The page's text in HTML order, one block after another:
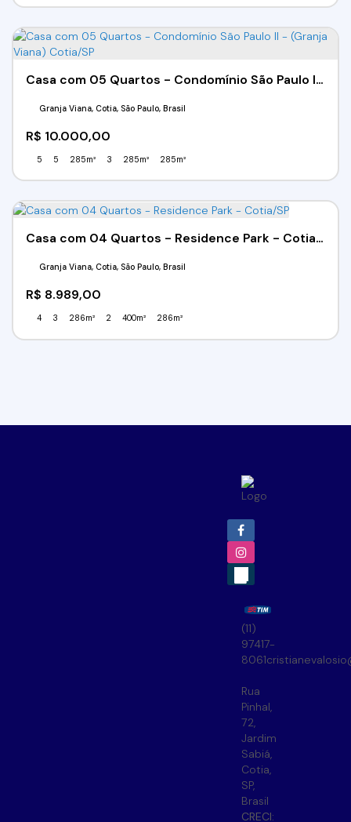
Casa com 05 Quartos - Condomínio São Paulo ll - (Granja Viana) Cotia/SP
R$ 10.000,00
Granja Viana, Cotia, São Paulo, Brasil
5 5 285m² 3 285m² 285m²
Casa com 04 Quartos - Residence Park - Cotia/SP
R$ 8.989,00
Granja Viana, Cotia, São Paulo, Brasil
4 3 286m² 2 400m² 286m²
(11)
97417-
8061
Rua
Pinhal,
72,
Jardim
Sabiá,
Cotia,
SP,
Brasil
CRECI: